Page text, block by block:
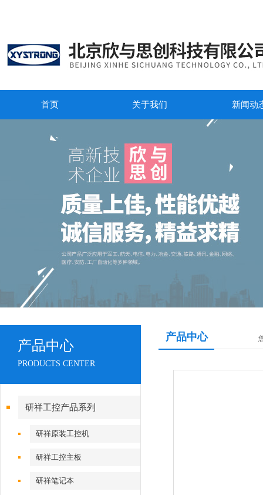
首页 关于我们 新闻动
产品中心
PRODUCTS CENTER
研祥工控产品系列
研祥原装工控机
研祥工控主板
研祥笔记本
产品中心